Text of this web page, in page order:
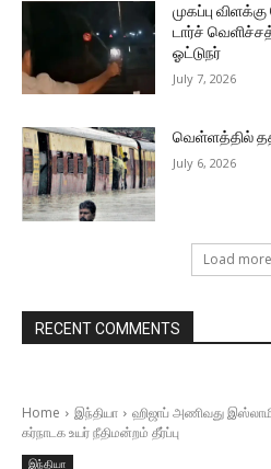
முகப்பு
டார்ச்
ஓட்டுநர்
July 7, 2026
வெள்ளத்தில்
July 6, 2026
Load more
RECENT COMMENTS